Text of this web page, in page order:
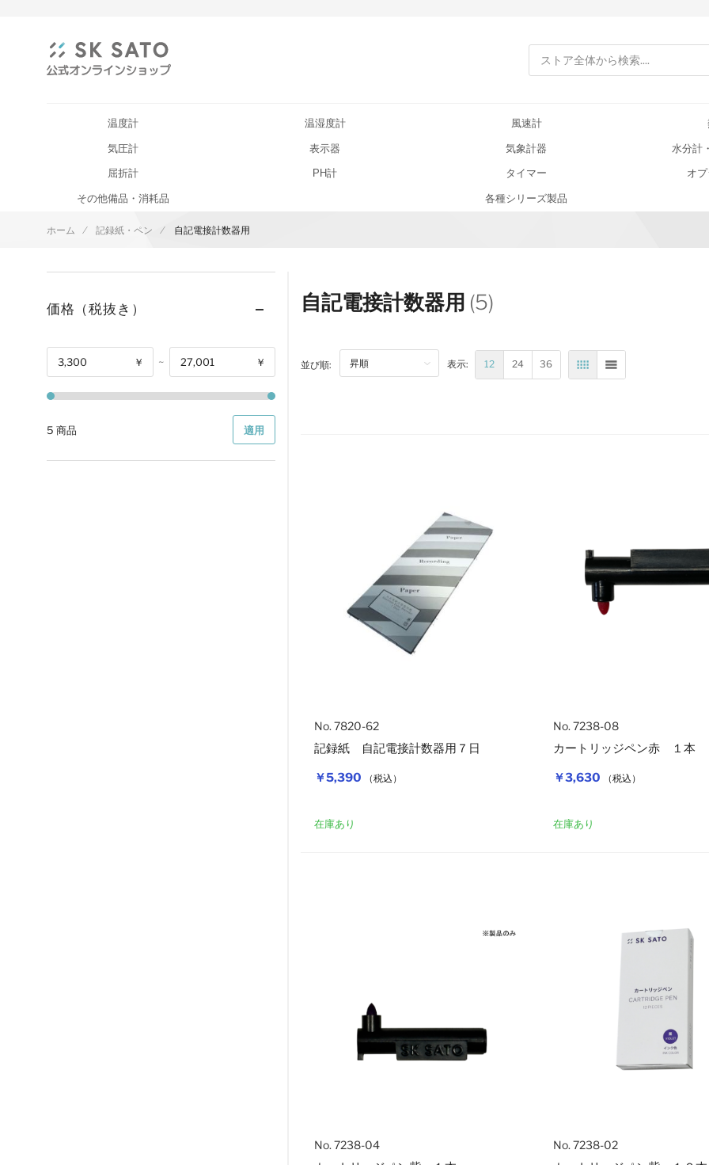
検索
温度計 温湿度計 風速計
気圧計 表示器 気象計器 水分計
屈折計 PH計 タイマー オ
その他備品・消耗品 各種シリーズ製品
ホーム 記録紙・ペン 自記電接計数器用
自記電接計数器用 (5)
並び順: 表示: 12 24 36 表 リスト
￥5,390 （税込）
No. 7820-62
記録紙 自記電接計数器用７日
在庫あり カートに入れる
￥3,630 （税込）
No. 7238-08
カートリッジペン赤 １本
在庫あり
No. 7238-04 No. 7238-02
価格（税抜き）
開始 ￥ ~ ￥
5 商品 適用